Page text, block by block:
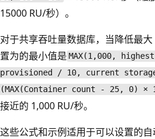
15000 RU/秒）。
对于共享吞吐量数据库，当降低最
置为的最小值是 MAX(1,000,
provisioned / 10, current
(MAX(Container count - 25, 0) ×
接近的 1,000 RU/秒。
这些公式和示例适用于可以设置的